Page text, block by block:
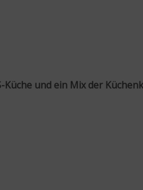
und ein Mix der